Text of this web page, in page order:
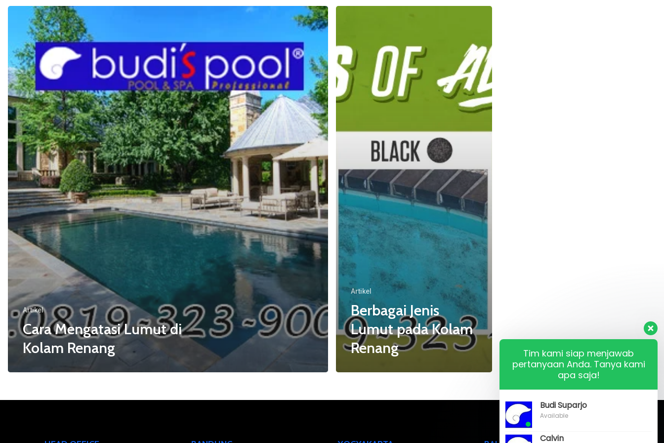
Mengatasi
Lumut
di
Kolam
Renang
Artikel
Cara Mengatasi Lumut di
Kolam Renang
Lumut
pada
Kolam
Renang
Artikel
Berbagai Jenis
Lumut pada Kolam
Renang
Tim kami siap menjawab
pertanyaan Anda. Tanya kami
apa saja!
Budi Suparjo
Available
Calvin